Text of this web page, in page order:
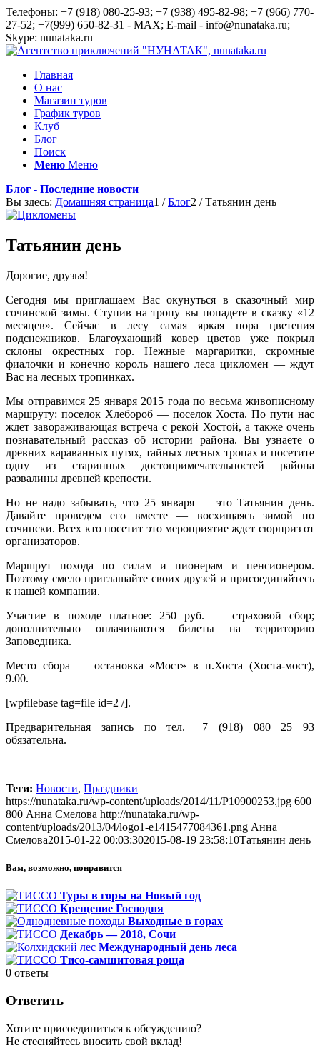
Телефоны: +7 (918) 080-25-93; +7 (938) 495-82-98; +7 (966) 770-
27-52; +7(999) 650-82-31 - MAX; E-mail - info@nunataka.ru;
Skype: nunataka.ru
Главная
О нас
Магазин туров
График туров
Клуб
Блог
Поиск
Меню Меню
Блог - Последние новости
Вы здесь: Домашняя страница1 / Блог2 / Татьянин день
Татьянин день
Дорогие, друзья!
Сегодня мы приглашаем Вас окунуться в сказочный мир
сочинской зимы. Ступив на тропу вы попадете в сказку «12
месяцев». Сейчас в лесу самая яркая пора цветения
подснежников. Благоухающий ковер цветов уже покрыл
склоны окрестных гор. Нежные маргаритки, скромные
фиалочки и конечно король нашего леса цикломен — ждут
Вас на лесных тропинках.
Мы отправимся 25 января 2015 года по весьма живописному
маршруту: поселок Хлебороб — поселок Хоста.По пути нас
ждет завораживающая встреча с рекой Хостой, а также очень
познавательный рассказ об истории района. Вы узнаете о
древних караванных путях, тайных лесных тропах и посетите
одну из старинных достопримечательностей района
развалины древней крепости.
Но не надо забывать, что 25 января — это Татьянин день.
Давайте проведем его вместе — восхищаясь зимой по
сочински. Всех кто посетит это мероприятие ждет сюрприз от
организаторов.
Маршрут похода по силам и пионерам и пенсионером.
Поэтому смело приглашайте своих друзей и присоединяйтесь
к нашей компании.
Участие в походе платное: 250 руб. — страховой сбор;
дополнительно оплачиваются билеты на территорию
Заповедника.
Место сбора — остановка «Мост» в п.Хоста (Хоста-мост),
9.00.
[wpfilebase tag=file id=2 /].
Предварительная запись по тел. +7 (918) 080 25 93
обязательна.
Теги: Новости, Праздники
https://nunataka.ru/wp-content/uploads/2014/11/P10900253.jpg 600
800 Анна Смелова http://nunataka.ru/wp-
content/uploads/2013/04/logo1-e1415477084361.png Анна
Смелова2015-01-22 00:03:302015-08-19 23:58:10Татьянин день
Вам, возможно, понравится
Туры в горы на Новый год
Крещение Господня
Выходные в горах
Декабрь — 2018, Сочи
Международный день леса
Тисо-самшитовая роща
0 ответы
Ответить
Хотите присоединиться к обсуждению?
Не стесняйтесь вносить свой вклад!